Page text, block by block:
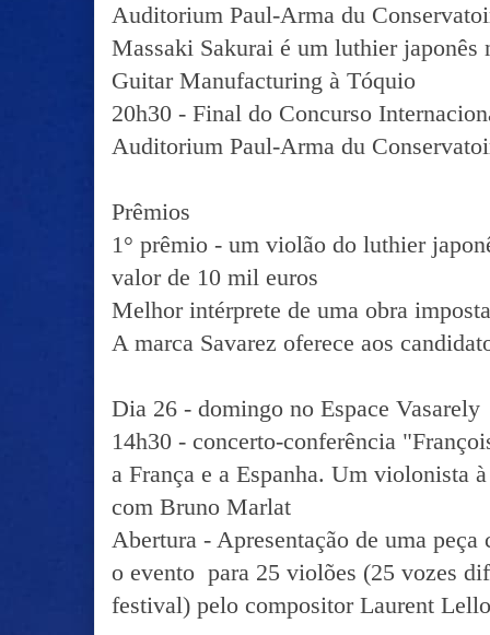
Auditorium Paul-Arma du
Massaki Sakurai é um luthier japonês
Guitar Manufacturing à Tóquio
20h30 - Final do Concurso
Auditorium Paul-Arma du
Prêmios
1° prêmio - um violão do luthier
valor de 10 mil euros
Melhor intérprete de uma obra
A marca Savarez oferece aos
Dia 26 - domingo no Espace Vasarely
14h30 - concerto-conferência
a França e a Espanha. Um violonista
com Bruno Marlat
Abertura - Apresentação de uma peça
o evento para 25 violões (25 vozes
festival) pelo compositor Laurent